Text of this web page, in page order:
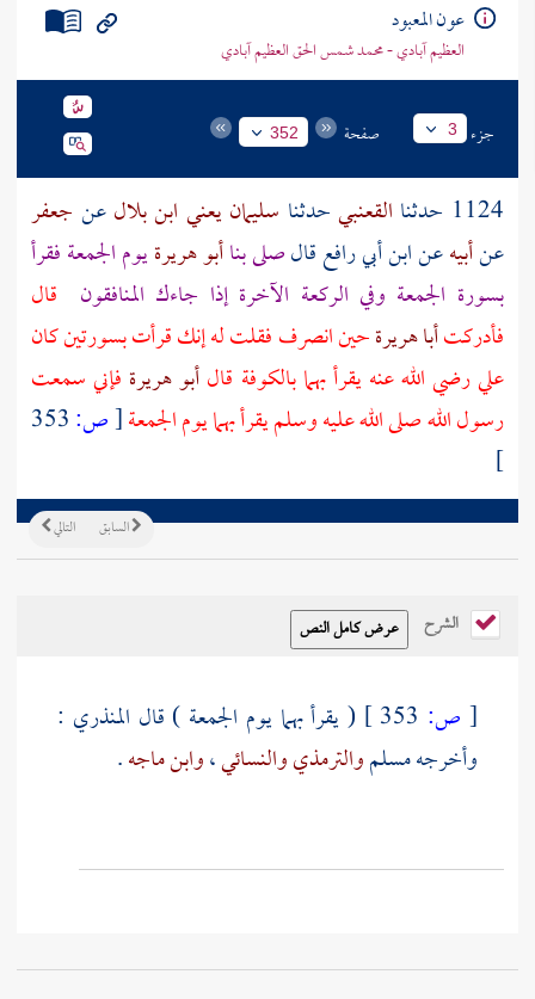
عون المعبود
العظيم آبادي - محمد شمس الحق العظيم آبادي
جزء 3 صفحة 352
1124 حدثنا القعنبيحدثنا سليمان يعني ابن بلالعن جعفر
عنأبيهعنابن أبي رافعقالصلى بناأبو هريرةيوم الجمعة فقرأ
بسورة الجمعة وفي الركعة الآخرة إذا جاءك المنافقون قال
فأدركتأبا هريرةحين انصرف فقلت له إنك قرأت بسورتين كان
عليرضي الله عنه يقرأ بهمابالكوفة قالأبو هريرة فإني سمعت
رسول الله صلى الله عليه وسلم يقرأ بهما يوم الجمعة[ص:353
]
التالي السابق
الشرح
[ ص: ( يقرأ بهما يوم الجمعة ) قال المنذري :
وأخرجهمسلموالترمذيوالنسائي،وابن ماجه.